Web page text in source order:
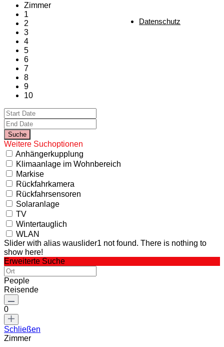
Datenschutz
Zimmer
1
2
3
4
5
6
7
8
9
10
Weitere Suchoptionen
Anhängerkupplung
Klimaanlage im Wohnbereich
Markise
Rückfahrkamera
Rückfahrsensoren
Solaranlage
TV
Wintertauglich
WLAN
Slider with alias wauslider1 not found. There is nothing to
show here!
Erweiterte Suche
People
Reisende
0
Schließen
Zimmer